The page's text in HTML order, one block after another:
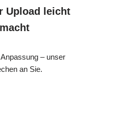
Upload leicht
– unser
an Sie.